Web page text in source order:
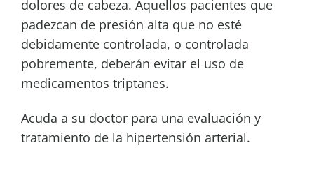
dolores de cabeza. Aquellos pacientes que
padezcan de presión alta que no esté
debidamente controlada, o controlada
pobremente, deberán evitar el uso de
medicamentos triptanes.
Acuda a su doctor para una evaluación y
tratamiento de la hipertensión arterial.